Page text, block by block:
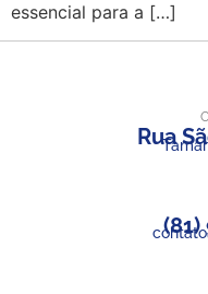
essencial para a […]
Rua
(81)